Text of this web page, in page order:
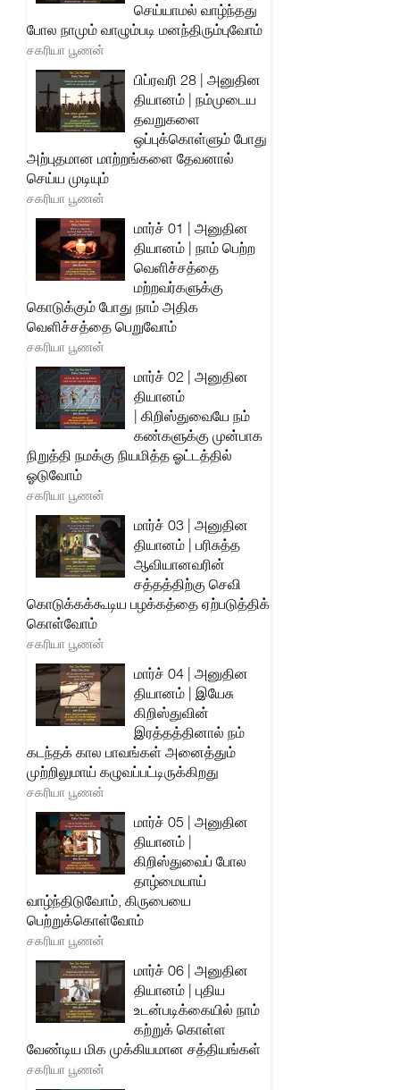
செய்யாமல் வாழ்ந்தது
போல நாமும் வாழும்படி மனந்திரும்புவோம்
சகரியா பூணன்
பிப்ரவரி 28 | அனுதின
தியானம் | நம்முடைய
தவறுகளை
ஒப்புக்கொள்ளும் போது
அற்புதமான மாற்றங்களை தேவனால்
செய்ய முடியும்
சகரியா பூணன்
மார்ச் 01 | அனுதின
தியானம் | நாம் பெற்ற
வெளிச்சத்தை
மற்றவர்களுக்கு
கொடுக்கும் போது நாம் அதிக
வெளிச்சத்தை பெறுவோம்
சகரியா பூணன்
மார்ச் 02 | அனுதின
தியானம்
| கிறிஸ்துவையே நம்
கண்களுக்கு முன்பாக
நிறுத்தி நமக்கு நியமித்த ஓட்டத்தில்
ஓடுவோம்
சகரியா பூணன்
மார்ச் 03 | அனுதின
தியானம் | பரிசுத்த
ஆவியானவரின்
சத்தத்திற்கு செவி
கொடுக்கக்கூடிய பழக்கத்தை ஏற்படுத்திக்
கொள்வோம்
சகரியா பூணன்
மார்ச் 04 | அனுதின
தியானம் | இயேசு
கிறிஸ்துவின்
இரத்தத்தினால் நம்
கடந்தக் கால பாவங்கள் அனைத்தும்
முற்றிலுமாய் கழுவப்பட்டிருக்கிறது
சகரியா பூணன்
மார்ச் 05 | அனுதின
தியானம் |
கிறிஸ்துவைப் போல
தாழ்மையாய்
வாழ்ந்திடுவோம், கிருபையை
பெற்றுக்கொள்வோம்
சகரியா பூணன்
மார்ச் 06 | அனுதின
தியானம் | புதிய
உடன்படிக்கையில் நாம்
கற்றுக் கொள்ள
வேண்டிய மிக முக்கியமான சத்தியங்கள்
சகரியா பூணன்